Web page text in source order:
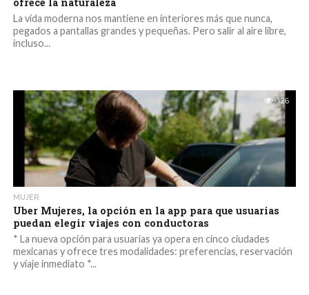
La vida moderna nos mantiene en interiores más que nunca,
pegados a pantallas grandes y pequeñas. Pero salir al aire libre,
incluso...
126
MUJER
Uber Mujeres, la opción en la app para que usuarias
puedan elegir viajes con conductoras
* La nueva opción para usuarias ya opera en cinco ciudades
mexicanas y ofrece tres modalidades: preferencias, reservación
y viaje inmediato *...